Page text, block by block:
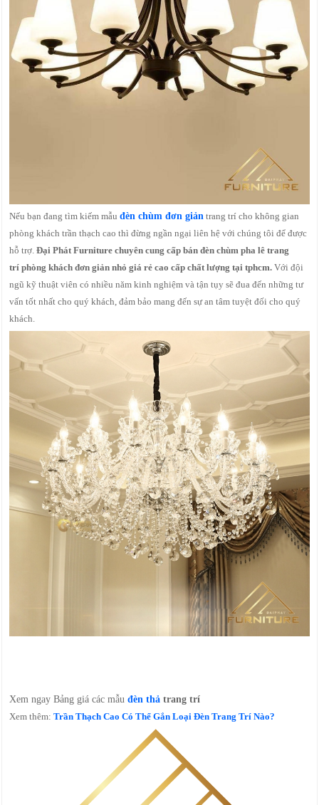
Nếu bạn đang tìm kiếm mẫuđèn chùm đơn giản trang trí cho không gian
phòng khách trần thạch cao thì đừng ngần ngại liên hệ với chúng tôi để được
hỗ trợ.Đại Phát Furniture chuyên cung cấp bán đèn chùm pha lê trang
trí phòng khách đơn giản nhỏ giá rẻ cao cấp chất lượng tại tphcm.Với đội
ngũ kỹ thuật viên có nhiều năm kinh nghiệm và tận tụy sẽ đua đến những tư
vấn tốt nhất cho quý khách, đảm bảo mang đến sự an tâm tuyệt đối cho quý
khách.
Xem ngay Bảng giá các mẫuđèn thả trang trí
Xem thêm:Trần Thạch Cao Có Thể Gắn Loại Đèn Trang Trí Nào?